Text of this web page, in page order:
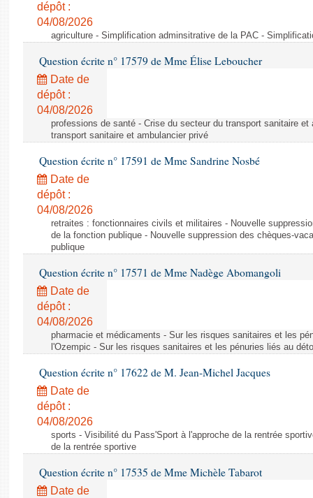
Questions écrites et orales
Comptes rendus des débats
dépôt :
04/08/2026
agriculture - Simplification adminsitrative de la PAC -
Question écrite n° 17579 de Mme Élise Leboucher
Date de
dépôt :
04/08/2026
professions de santé - Crise du secteur du transport sanitaire
transport sanitaire et ambulancier privé
Question écrite n° 17591 de Mme Sandrine Nosbé
Date de
dépôt :
04/08/2026
retraites : fonctionnaires civils et militaires - Nouvelle
de la fonction publique - Nouvelle suppression des chèques-
publique
Question écrite n° 17571 de Mme Nadège Abomangoli
Date de
dépôt :
04/08/2026
pharmacie et médicaments - Sur les risques sanitaires et les
l'Ozempic - Sur les risques sanitaires et les pénuries liés au
Question écrite n° 17622 de M. Jean-Michel Jacques
Date de
dépôt :
04/08/2026
sports - Visibilité du Pass'Sport à l'approche de la rentrée
de la rentrée sportive
Question écrite n° 17535 de Mme Michèle Tabarot
Date de